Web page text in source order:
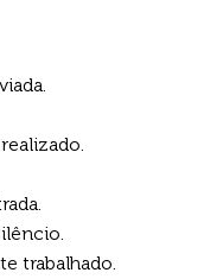
trabalhado.